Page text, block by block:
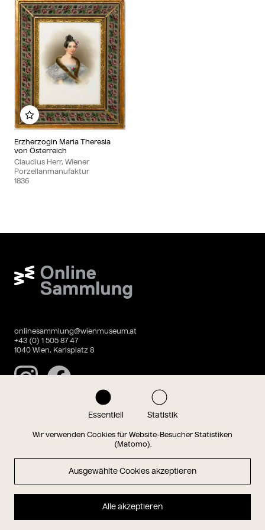
Essentiell Statistik
Wir verwenden Cookies für Website-Besucher Statistiken
(Matomo).
Ausgewählte Cookies akzeptieren
Alle akzeptieren
Erzherzogin Maria Theresia
von Österreich
Claudius Herr, Wiener
Porzellanmanufaktur
1836
Zu meinem Album hinzufügen
Wien Museum Online Sammlung
onlinesammlung@wienmuseum.at
+43 (0) 1 505 87 47
1040 Wien, Karlsplatz 8
InstagramFacebook
Magazin
Hauptseite